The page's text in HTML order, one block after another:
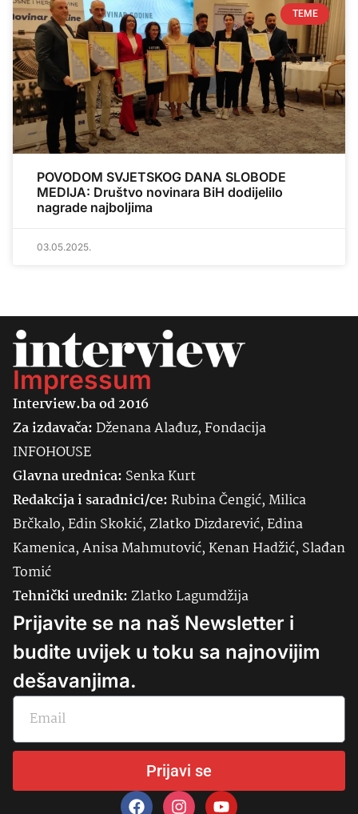
TEME
POVODOM SVJETSKOG DANA SLOBODE
MEDIJA: Društvo novinara BiH dodijelilo
nagrade najboljima
03.05.2025.
Impressum
Interview.ba od 2016
Za izdavača:Dženana Alađuz, Fondacija
INFOHOUSE
Glavna urednica: SenkaKurt
Redakcija i saradnici/ce:Rubina Čengić, Milica
Brčkalo, Edin Skokić, Zlatko Dizdarević, Edina
Kamenica, Anisa Mahmutović, Kenan Hadžić, Slađan
Tomić
Tehnički urednik:Zlatko Lagumdžija
Prijavite se na naš Newsletter i
budite uvijek u toku sa najnovijim
dešavanjima.
Prijavi se